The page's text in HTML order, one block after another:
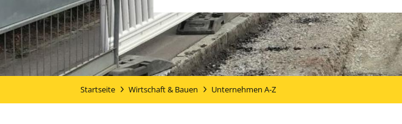
Startseite Wirtschaft & Bauen Unternehmen A-Z